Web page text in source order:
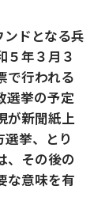
ドとなる兵
５年３月３
で行われる
選挙の予定
が新聞紙上
挙、とり
、その後の
な意味を有